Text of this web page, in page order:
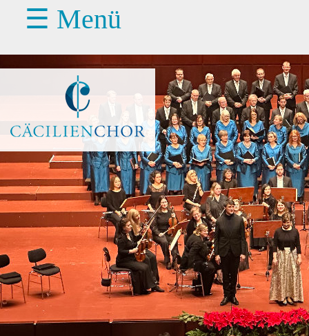
☰ Menü